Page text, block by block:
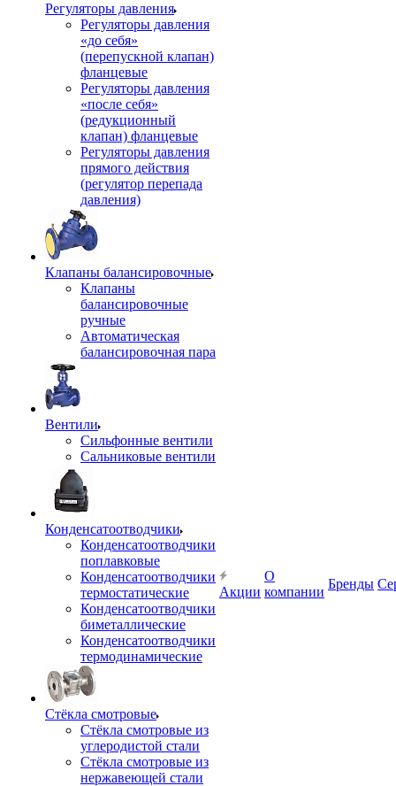
Регуляторы давления
Регуляторы давления
«до себя»
(перепускной клапан)
фланцевые
Регуляторы давления
«после себя»
(редукционный
клапан) фланцевые
Регуляторы давления
прямого действия
(регулятор перепада
давления)
Клапаны балансировочные
Клапаны
балансировочные
ручные
Автоматическая
балансировочная пара
Вентили
Сильфонные вентили
Сальниковые вентили
Конденсатоотводчики
Конденсатоотводчики
поплавковые
Конденсатоотводчики
термостатические
Конденсатоотводчики
биметаллические
Конденсатоотводчики
термодинамические
Стёкла смотровые
Стёкла смотровые из
углеродистой стали
Стёкла смотровые из
нержавеющей стали
Акции
О
компании
Бренды